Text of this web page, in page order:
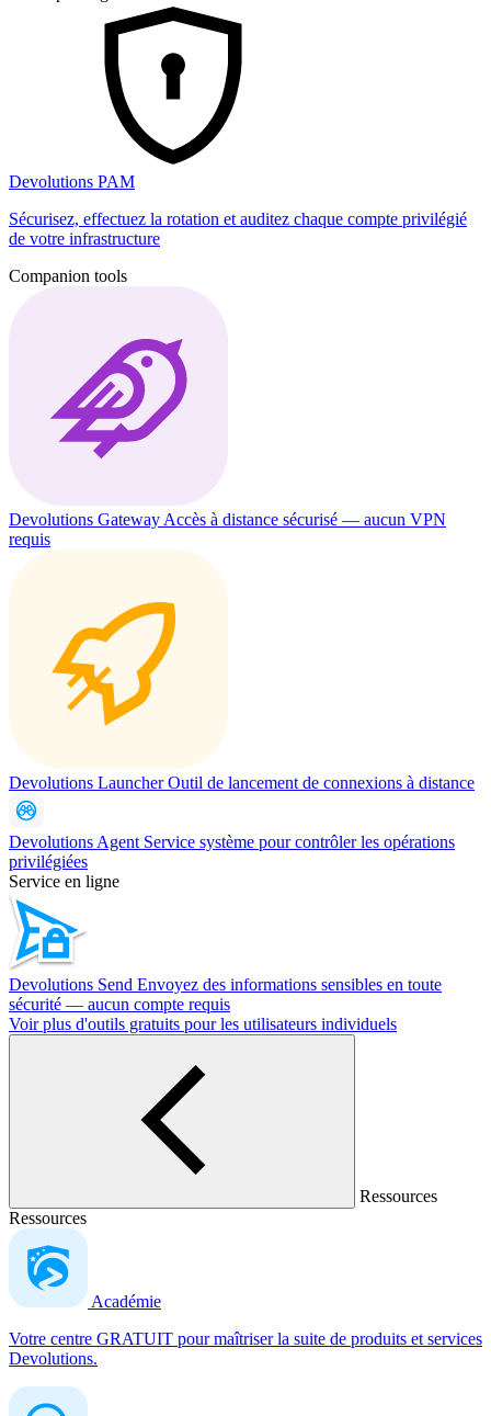
Devolutions PAM
Sécurisez, effectuez la rotation et auditez chaque compte privilégié
de votre infrastructure
Companion tools
Devolutions Gateway Accès à distance sécurisé — aucun VPN
requis
Devolutions LauncherOutil de lancement de connexions à distance
Devolutions Agent Service système pour contrôler les opérations
privilégiées
Service en ligne
Devolutions Send Envoyez des informations sensibles en toute
sécurité — aucun compte requis
Voir plus d'outils gratuits pour les utilisateurs individuels
Ressources
Ressources
Académie
Votre centre GRATUIT pour maîtriser la suite de produits et services
Devolutions.